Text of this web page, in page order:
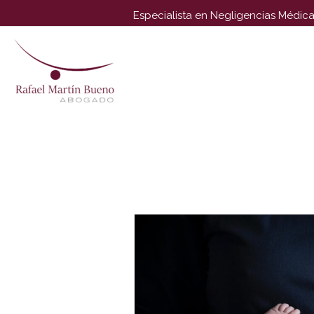
Especialista en Negligencias